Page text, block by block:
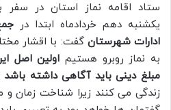
ستاد اقامه نماز استان در سفر
یکشنبه دهم خردادماه ابتدا در
ادارات شهرستان گفت: با اقشار
به نماز روبرو هستیم اولین اصل
مبلغ دینی باید آگاهی داشته باشد
زندگی می کنند زیرا شناخت زمان و